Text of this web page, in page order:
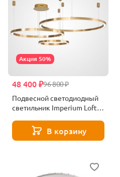
Акция 50%
96 800 ₽
48 400 ₽
Подвесной светодиодный
светильник Imperium Loft
В корзину